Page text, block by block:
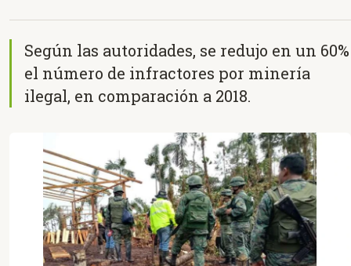
Según las autoridades, se redujo en un 60%
el número de infractores por minería
ilegal, en comparación a 2018.